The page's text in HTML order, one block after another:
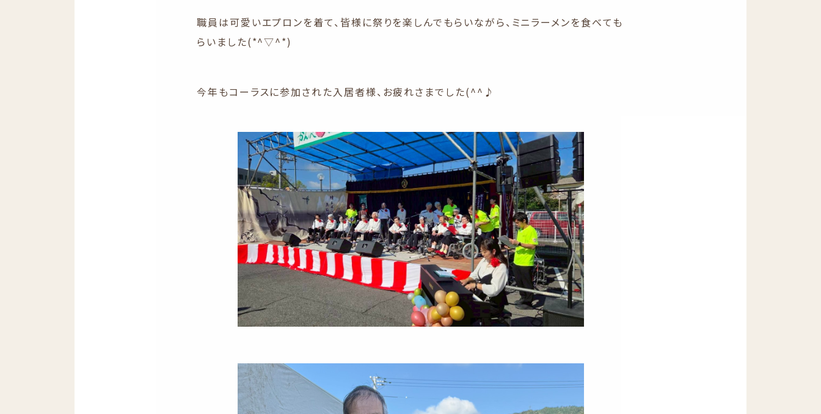
職員は可愛いエプロンを着て、皆様に祭りを楽しんでもらいながら、ミニラーメンを食べても
らいました(*^▽^*)
今年もコーラスに参加された入居者様、お疲れさまでした(^^♪